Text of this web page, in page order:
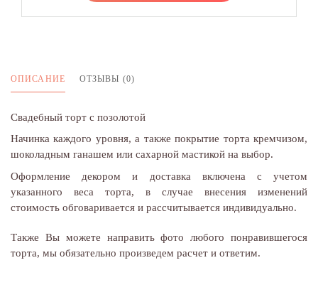
ОПИСАНИЕ ОТЗЫВЫ (0)
Свадебный торт с позолотой
Начинка каждого уровня, а также покрытие торта кремчизом,
шоколадным ганашем или сахарной мастикой на выбор.
Оформление декором и доставка включена с учетом
указанного веса торта, в случае внесения изменений
стоимость обговаривается и рассчитывается индивидуально.
Также Вы можете направить фото любого понравившегося
торта, мы обязательно произведем расчет и ответим.